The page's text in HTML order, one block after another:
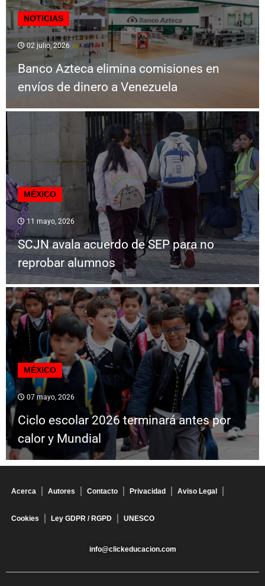
NOTICIAS
02 julio, 2026
Banco Azteca elimina comisiones en
envíos de dinero a Venezuela
MÉXICO
11 mayo, 2026
SCJN avala acuerdo de SEP para no
reprobar alumnos
MÉXICO
07 mayo, 2026
Ciclo escolar 2026 terminará antes por
calor y Mundial
Acerca Autores Contacto Privacidad Aviso Legal
Cookies Ley GDPR / RGPD UNESCO
info@clickeducacion.com